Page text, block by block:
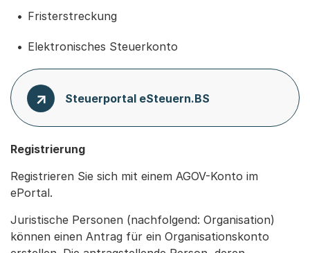
Fristerstreckung
Elektronisches Steuerkonto
Steuerportal eSteuern.BS
Registrierung
Registrieren Sie sich mit einem AGOV-Konto im
ePortal.
Juristische Personen (nachfolgend: Organisation)
können einen Antrag für ein Organisationskonto